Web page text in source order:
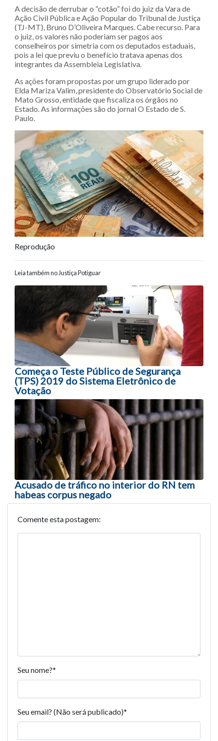
A decisão de derrubar o “cotão” foi do juiz da Vara de
Ação Civil Pública e Ação Popular do Tribunal de Justiça
(TJ-MT), Bruno D’Oliveira Marques. Cabe recurso. Para
o juiz, os valores não poderiam ser pagos aos
conselheiros por simetria com os deputados estaduais,
pois a lei que previu o benefício tratava apenas dos
integrantes da Assembleia Legislativa.
As ações foram propostas por um grupo liderado por
Elda Mariza Valim, presidente do Observatório Social de
Mato Grosso, entidade que fiscaliza os órgãos no
Estado. As informações são do jornal O Estado de S.
Paulo.
Reprodução
Leia também no Justiça Potiguar
Navegação entre posts
Começa o Teste Público de Segurança
(TPS) 2019 do Sistema Eletrônico de
Votação
Acusado de tráfico no interior do RN tem
habeas corpus negado
Comente esta postagem:
Seu nome?*
Seu email? (Não será publicado)*